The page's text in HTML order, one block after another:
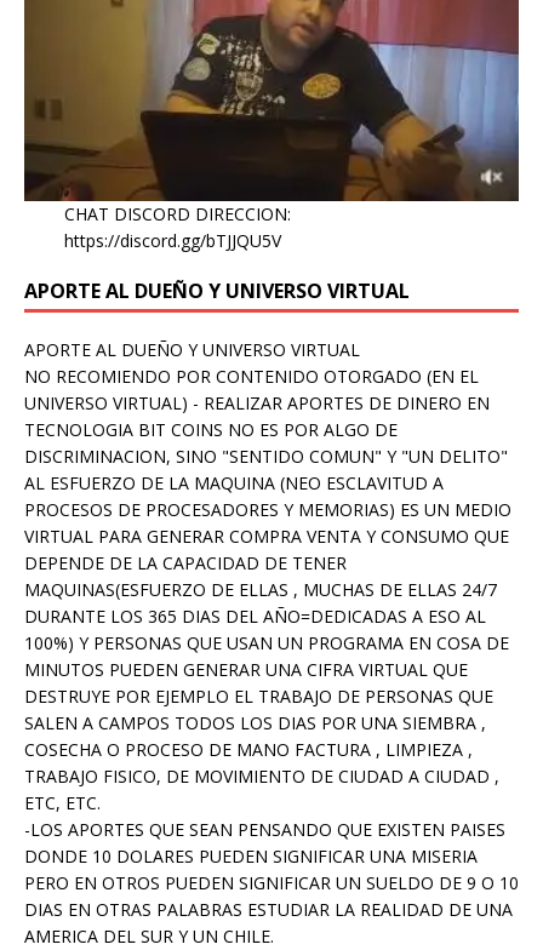
CHAT DISCORD DIRECCION:
https://discord.gg/bTJJQU5V
APORTE AL DUEÑO Y UNIVERSO VIRTUAL
APORTE AL DUEÑO Y UNIVERSO VIRTUAL
NO RECOMIENDO POR CONTENIDO OTORGADO (EN EL
UNIVERSO VIRTUAL) - REALIZAR APORTES DE DINERO EN
TECNOLOGIA BIT COINS NO ES POR ALGO DE
DISCRIMINACION, SINO "SENTIDO COMUN" Y "UN DELITO"
AL ESFUERZO DE LA MAQUINA (NEO ESCLAVITUD A
PROCESOS DE PROCESADORES Y MEMORIAS) ES UN MEDIO
VIRTUAL PARA GENERAR COMPRA VENTA Y CONSUMO QUE
DEPENDE DE LA CAPACIDAD DE TENER
MAQUINAS(ESFUERZO DE ELLAS , MUCHAS DE ELLAS 24/7
DURANTE LOS 365 DIAS DEL AÑO=DEDICADAS A ESO AL
100%) Y PERSONAS QUE USAN UN PROGRAMA EN COSA DE
MINUTOS PUEDEN GENERAR UNA CIFRA VIRTUAL QUE
DESTRUYE POR EJEMPLO EL TRABAJO DE PERSONAS QUE
SALEN A CAMPOS TODOS LOS DIAS POR UNA SIEMBRA ,
COSECHA O PROCESO DE MANO FACTURA , LIMPIEZA ,
TRABAJO FISICO, DE MOVIMIENTO DE CIUDAD A CIUDAD ,
ETC, ETC.
-LOS APORTES QUE SEAN PENSANDO QUE EXISTEN PAISES
DONDE 10 DOLARES PUEDEN SIGNIFICAR UNA MISERIA
PERO EN OTROS PUEDEN SIGNIFICAR UN SUELDO DE 9 O 10
DIAS EN OTRAS PALABRAS ESTUDIAR LA REALIDAD DE UNA
AMERICA DEL SUR Y UN CHILE.